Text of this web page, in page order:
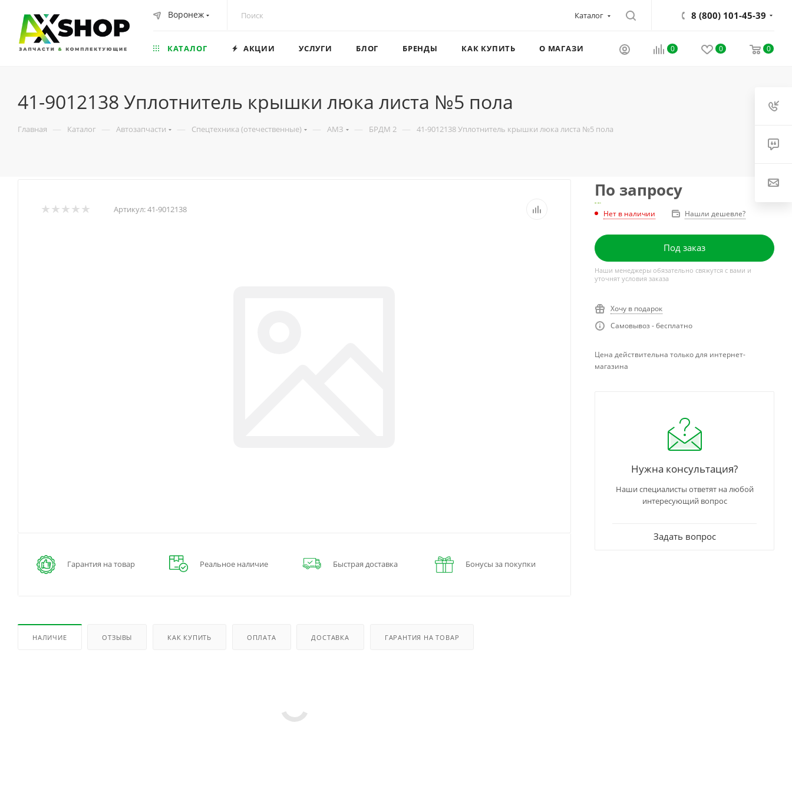
Воронеж Каталог 8 (800) 101-45-39
0 0 0
КАТАЛОГ АКЦИИ УСЛУГИ БЛОГ БРЕНДЫ КАК КУПИТЬ О МАГАЗИНЕ
41-9012138 Уплотнитель крышки люка листа №5 пола
Главная — Каталог — Автозапчасти — Спецтехника (отечественные) — АМЗ — БРДМ 2 — 41-9012138 Уплотнитель крышки люка листа №5 пола
Артикул:41-9012138
Гарантия на товар Реальное наличие Быстрая доставка Бонусы за покупки
НАЛИЧИЕ ОТЗЫВЫ КАК КУПИТЬ ОПЛАТА ДОСТАВКА ГАРАНТИЯ НА ТОВАР
По запросу
Нет в наличии Нашли дешевле?
Под заказ
Наши менеджеры обязательно свяжутся с вами и
уточнят условия заказа
Хочу в подарок
Самовывоз - бесплатно
Цена действительна только для интернет-
магазина
Нужна консультация?
Наши специалисты ответят на любой
интересующий вопрос
Задать вопрос